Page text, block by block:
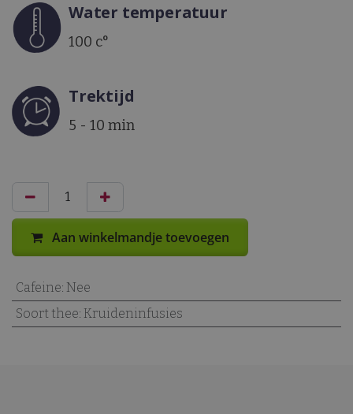
Water temperatuur
100 c°
Trektijd
5 - 10 min
Aan winkelmandje toevoegen
Cafeine: Nee
Soort thee: Kruideninfusies